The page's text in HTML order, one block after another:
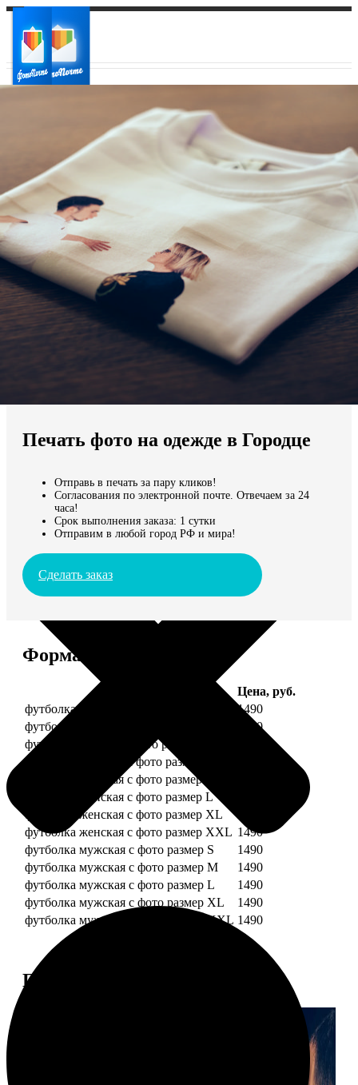
Ваш регион доставки
Выберите из списка:
Мы доставляем по всему миру
Продолжить без города
Печать фото на одежде в Городце
Отправь в печать за пару кликов!
Согласования по электронной почте. Отвечаем за 24
часа!
Срок выполнения заказа: 1 сутки
Отправим в любой город РФ и мира!
Сделать заказ
Форматы и цены
Цена, руб.
футболка детская с фото рост 118 см
1490
футболка детская с фото рост 128 см
1490
футболка детская с фото рост 134 см
футболка женская с фото размер S
футболка женская с фото размер M
футболка женская с фото размер L
футболка женская с фото размер XL
футболка женская с фото размер XXL 1490
футболка мужская с фото размер S
1490
футболка мужская с фото размер M
1490
футболка мужская с фото размер L
1490
футболка мужская с фото размер XL
1490
футболка мужская с фото размер XXL 1490
Примеры работ